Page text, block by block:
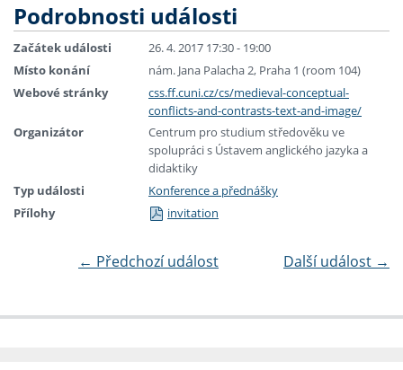
Podrobnosti události
Začátek události
26. 4. 2017 17:30 - 19:00
Místo konání
nám. Jana Palacha 2, Praha 1 (room 104)
Webové stránky
css.ff.cuni.cz/cs/medieval-conceptual-
conflicts-and-contrasts-text-and-image/
Organizátor
Centrum pro studium středověku ve
spolupráci s Ústavem anglického jazyka a
didaktiky
Typ události
Konference a přednášky
Přílohy
invitation
← Předchozí událost Další událost →